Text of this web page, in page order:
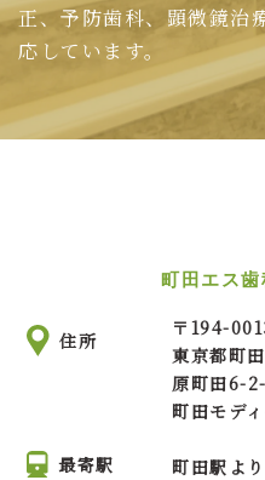
正、予防歯科、顕微鏡治
応しています。
町田エス歯
住所
〒 194-
東京都町
原町田6-
町田モデ
最寄駅 町田駅よ